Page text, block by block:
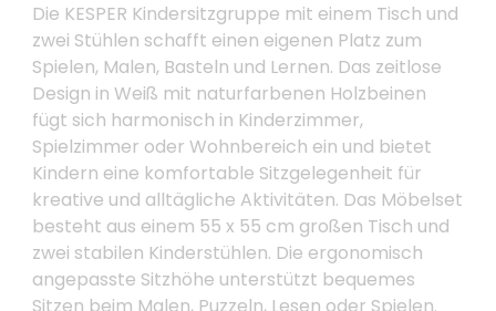
Die KESPER Kindersitzgruppe mit einem Tisch und
zwei Stühlen schafft einen eigenen Platz zum
Spielen, Malen, Basteln und Lernen. Das zeitlose
Design in Weiß mit naturfarbenen Holzbeinen
fügt sich harmonisch in Kinderzimmer,
Spielzimmer oder Wohnbereich ein und bietet
Kindern eine komfortable Sitzgelegenheit für
kreative und alltägliche Aktivitäten. Das Möbelset
besteht aus einem 55 x 55 cm großen Tisch und
zwei stabilen Kinderstühlen. Die ergonomisch
angepasste Sitzhöhe unterstützt bequemes